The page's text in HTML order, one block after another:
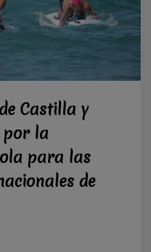
Castilla y
por la
para las
de